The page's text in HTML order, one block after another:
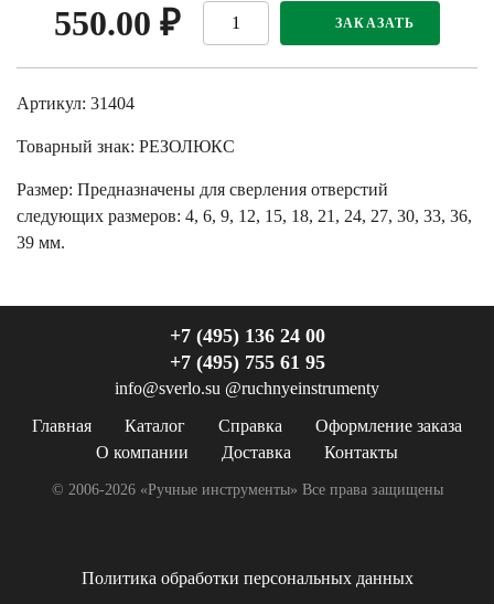
550.00 ₽ ЗАКАЗАТЬ
Артикул: 31404
Товарный знак: РЕЗОЛЮКС
Размер: Предназначены для сверления отверстий
следующих размеров: 4, 6, 9, 12, 15, 18, 21, 24, 27, 30, 33, 36,
39 мм.
© 2006-2026 «Ручные инструменты» Все права защищены
Главная Каталог Справка
Оформление заказа
О компании
Доставка Контакты
+7 (495) 136 24 00
+7 (495) 755 61 95
info@sverlo.su @ruchnyeinstrumenty
Политика обработки персональных данных